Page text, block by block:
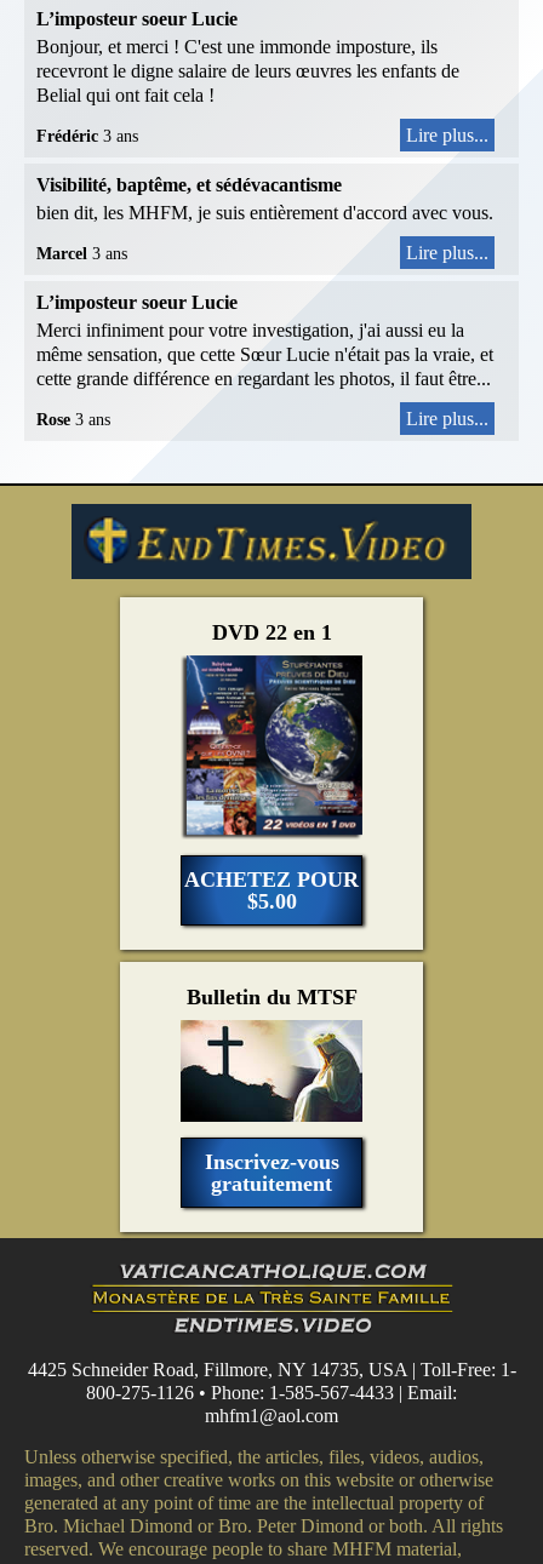
L’imposteur soeur Lucie
Bonjour, et merci ! C'est une immonde imposture, ils
recevront le digne salaire de leurs œuvres les enfants de
Belial qui ont fait cela !
Frédéric 3 ans Lire plus...
Visibilité, baptême, et sédévacantisme
bien dit, les MHFM, je suis entièrement d'accord avec vous.
Marcel 3 ans Lire plus...
L’imposteur soeur Lucie
Merci infiniment pour votre investigation, j'ai aussi eu la
même sensation, que cette Sœur Lucie n'était pas la vraie, et
cette grande différence en regardant les photos, il faut être...
Rose 3 ans Lire plus...
DVD 22 en 1
ACHETEZ POUR
$5.00
Bulletin du MTSF
Inscrivez-vous
gratuitement
4425 Schneider Road, Fillmore, NY 14735, USA | Toll-Free: 1-
800-275-1126 • Phone: 1-585-567-4433 | Email:
mhfm1@aol.com
Unless otherwise specified, the articles, files, videos, audios,
images, and other creative works on this website or otherwise
generated at any point of time are the intellectual property of
Bro. Michael Dimond or Bro. Peter Dimond or both. All rights
reserved. We encourage people to share MHFM material,